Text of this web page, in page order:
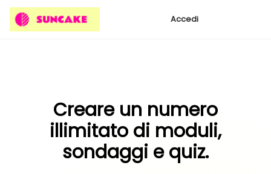
Accedi
Creare un numero
illimitato di moduli,
sondaggi e quiz.